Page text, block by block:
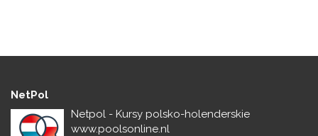
NetPol
Netpol - Kursy polsko-holenderskie
www.poolsonline.nl